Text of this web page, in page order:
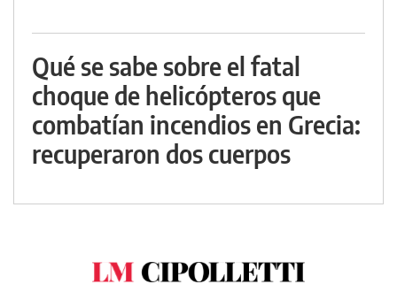
Qué se sabe sobre el fatal
choque de helicópteros que
combatían incendios en Grecia:
recuperaron dos cuerpos